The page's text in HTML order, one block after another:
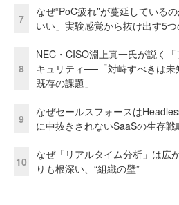
7
なぜ“PoC疲れ”が蔓延している
いい」実験感覚から抜け出す5
8
NEC・CISO淵上真一氏が説く
キュリティ──「対峙すべきは未
既存の課題」
9
なぜセールスフォースは
に中抜きされないSaaSの生存戦
10
なぜ「リアルタイム分析」は
りも根深い、“組織の壁”